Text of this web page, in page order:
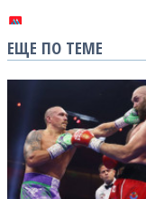
ЕЩЕ ПО ТЕМЕ